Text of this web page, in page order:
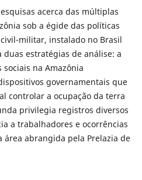
acerca das múltiplas
sob a égide das políticas
militar, instalado no Brasil
duas estratégias de análise: a
na Amazônia
governamentais que
controlar a ocupação da terra
privilegia registros diversos
a trabalhadores e ocorrências
abrangida pela Prelazia de